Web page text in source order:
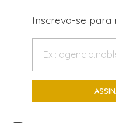
Inscreva-se para